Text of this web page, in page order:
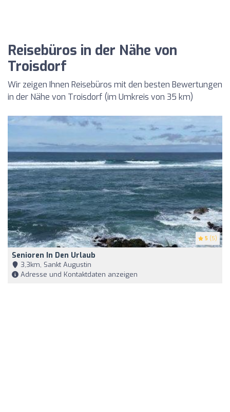
Reisebüros in der Nähe von
Troisdorf
Wir zeigen Ihnen Reisebüros mit den besten Bewertungen
in der Nähe von Troisdorf (im Umkreis von 35 km)
5 (5)
Senioren In Den Urlaub
3,3km, Sankt Augustin
Adresse und Kontaktdaten anzeigen